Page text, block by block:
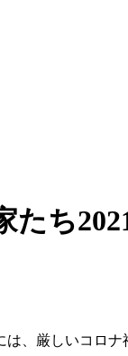
ち
、厳しいコロナ